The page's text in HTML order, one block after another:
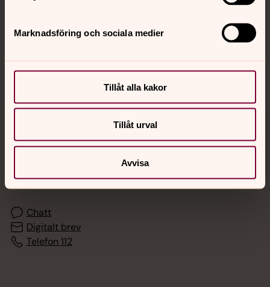
Marknadsföring och sociala medier
Tillåt alla kakor
Tillåt urval
Avvisa
Sociala kanaler
Jourhavande präst
Akut samtals- och krisstöd. Prata eller chatta anonymt
med en präst på kvällar och nätter.
Chatt
Digitalt brev
Telefon 112